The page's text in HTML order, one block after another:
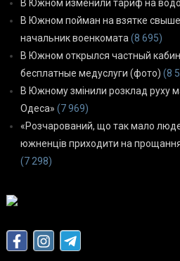
В Южном изменили тариф на
В Южном пойман на взятке
начальник военкомата (8 695)
В Южном открылся частный
бесплатные медуслуги (фото) (8
В Южному змінили розклад
Одеса» (7 969)
«Розчарований, що так мало
южненців приходити на
(7 298)